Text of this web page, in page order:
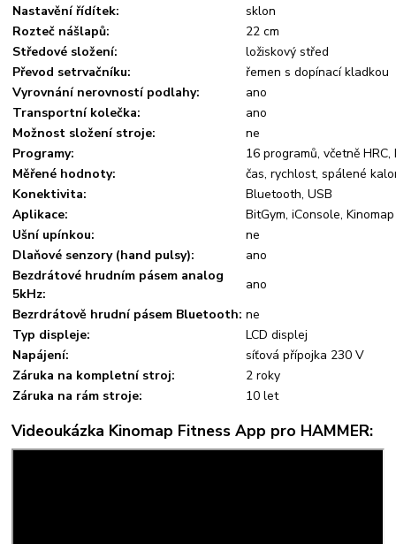
Nastavění řídítek:
sklon
Rozteč nášlapů:
22 cm
Středové složení:
ložiskový střed
Převod setrvačníku:
řemen s dopínací kladkou
Vyrovnání nerovností podlahy:
ano
Transportní kolečka:
ano
Možnost složení stroje:
ne
Programy:
16 programů, včetně HRC,
Měřené hodnoty:
čas, rychlost, spálené
Konektivita:
Bluetooth, USB
Aplikace:
BitGym, iConsole, Kinomap
Ušní upínkou:
ne
Dlaňové senzory (hand pulsy):
ano
Bezdrátové hrudním pásem analog
5kHz:
ano
Bezrdrátově hrudní pásem Bluetooth: ne
Typ displeje:
LCD displej
Napájení:
síťová přípojka 230 V
Záruka na kompletní stroj:
2 roky
Záruka na rám stroje:
10 let
Videoukázka Kinomap Fitness App pro HAMMER: